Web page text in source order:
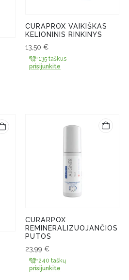
CURAPROX VAIKIŠKAS
KELIONINIS RINKINYS
13,50 €
+135 taškus
prisijunkite
CURARPOX
REMINERALIZUOJANČIOS
PUTOS
23,99 €
+240 taškų
prisijunkite